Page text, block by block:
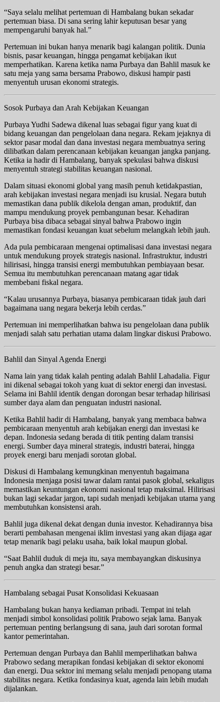
“Saya selalu melihat pertemuan di Hambalang bukan sekadar
pertemuan biasa. Di sana sering lahir keputusan besar yang
mempengaruhi banyak hal.”
Pertemuan ini bukan hanya menarik bagi kalangan politik. Dunia
bisnis, pasar keuangan, hingga pengamat kebijakan ikut
memperhatikan. Karena ketika nama Purbaya dan Bahlil masuk ke
satu meja yang sama bersama Prabowo, diskusi hampir pasti
menyentuh urusan ekonomi strategis.
Sosok Purbaya dan Arah Kebijakan Keuangan
Purbaya Yudhi Sadewa dikenal luas sebagai figur yang kuat di
bidang keuangan dan pengelolaan dana negara. Rekam jejaknya di
sektor pasar modal dan dana investasi negara membuatnya sering
dilibatkan dalam perencanaan kebijakan keuangan jangka panjang.
Ketika ia hadir di Hambalang, banyak spekulasi bahwa diskusi
menyentuh strategi stabilitas keuangan nasional.
Dalam situasi ekonomi global yang masih penuh ketidakpastian,
arah kebijakan investasi negara menjadi isu krusial. Negara butuh
memastikan dana publik dikelola dengan aman, produktif, dan
mampu mendukung proyek pembangunan besar. Kehadiran
Purbaya bisa dibaca sebagai sinyal bahwa Prabowo ingin
memastikan fondasi keuangan kuat sebelum melangkah lebih jauh.
Ada pula pembicaraan mengenai optimalisasi dana investasi negara
untuk mendukung proyek strategis nasional. Infrastruktur, industri
hilirisasi, hingga transisi energi membutuhkan pembiayaan besar.
Semua itu membutuhkan perencanaan matang agar tidak
membebani fiskal negara.
“Kalau urusannya Purbaya, biasanya pembicaraan tidak jauh dari
bagaimana uang negara bekerja lebih cerdas.”
Pertemuan ini memperlihatkan bahwa isu pengelolaan dana publik
menjadi salah satu perhatian utama dalam lingkar diskusi Prabowo.
Bahlil dan Sinyal Agenda Energi
Nama lain yang tidak kalah penting adalah Bahlil Lahadalia. Figur
ini dikenal sebagai tokoh yang kuat di sektor energi dan investasi.
Selama ini Bahlil identik dengan dorongan besar terhadap hilirisasi
sumber daya alam dan penguatan industri nasional.
Ketika Bahlil hadir di Hambalang, banyak yang membaca bahwa
pembicaraan menyentuh arah kebijakan energi dan investasi ke
depan. Indonesia sedang berada di titik penting dalam transisi
energi. Sumber daya mineral strategis, industri baterai, hingga
proyek energi baru menjadi sorotan global.
Diskusi di Hambalang kemungkinan menyentuh bagaimana
Indonesia menjaga posisi tawar dalam rantai pasok global, sekaligus
memastikan keuntungan ekonomi nasional tetap maksimal. Hilirisasi
bukan lagi sekadar jargon, tapi sudah menjadi kebijakan utama yang
membutuhkan konsistensi arah.
Bahlil juga dikenal dekat dengan dunia investor. Kehadirannya bisa
berarti pembahasan mengenai iklim investasi yang akan dijaga agar
tetap menarik bagi pelaku usaha, baik lokal maupun global.
“Saat Bahlil duduk di meja itu, saya membayangkan diskusinya
penuh angka dan strategi besar.”
Hambalang sebagai Pusat Konsolidasi Kekuasaan
Hambalang bukan hanya kediaman pribadi. Tempat ini telah
menjadi simbol konsolidasi politik Prabowo sejak lama. Banyak
pertemuan penting berlangsung di sana, jauh dari sorotan formal
kantor pemerintahan.
Pertemuan dengan Purbaya dan Bahlil memperlihatkan bahwa
Prabowo sedang merapikan fondasi kebijakan di sektor ekonomi
dan energi. Dua sektor ini memang selalu menjadi penopang utama
stabilitas negara. Ketika fondasinya kuat, agenda lain lebih mudah
dijalankan.